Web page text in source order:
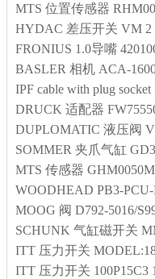
MTS 位置传感器
HYDAC 差压开关 VM 2
FRONIUS 1.0导嘴
BASLER 相机 ACA-
IPF cable with plug socket
DRUCK 适配器
DUPLOMATIC 液压阀
SOMMER 夹爪气缸
MTS 传感器
WOODHEAD PB3-
MOOG 阀 D792-5016/
SCHUNK 气缸磁开关
ITT 压力开关
ITT 压力开关 100P15C3